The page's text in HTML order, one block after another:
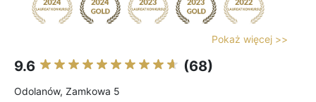
Pokaż więcej >>
9.6 (68)
Odolanów, Zamkowa 5